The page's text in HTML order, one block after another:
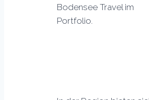
Bodensee Travel im
Portfolio.